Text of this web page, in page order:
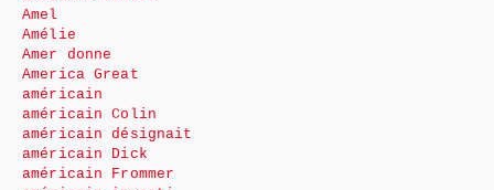
Amel
Amélie
Amer donne
America Great
américain
américain Colin
américain désignait
américain Dick
américain Frommer